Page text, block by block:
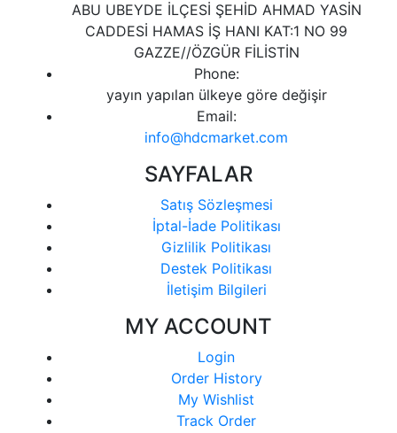
ABU UBEYDE İLÇESİ ŞEHİD AHMAD YASİN
CADDESİ HAMAS İŞ HANI KAT:1 NO 99
GAZZE//ÖZGÜR FİLİSTİN
Phone:
yayın yapılan ülkeye göre değişir
Email:
info@hdcmarket.com
SAYFALAR
Satış Sözleşmesi
İptal-İade Politikası
Gizlilik Politikası
Destek Politikası
İletişim Bilgileri
MY ACCOUNT
Login
Order History
My Wishlist
Track Order